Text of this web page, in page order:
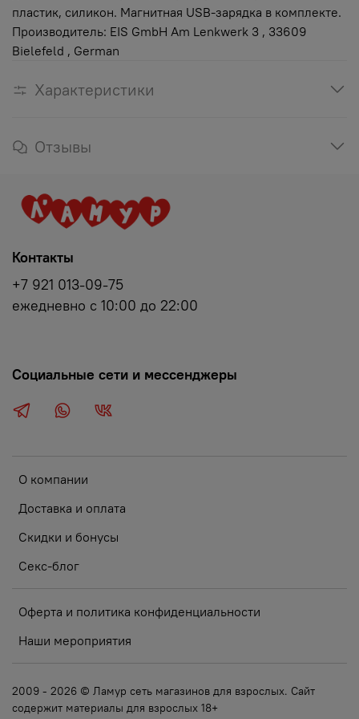
пластик, силикон. Магнитная USB-зарядка в комплекте.
Производитель: EIS GmbH Am Lenkwerk 3 , 33609
Bielefeld , German
Характеристики
Отзывы
О компании
Доставка и оплата
Скидки и бонусы
Секс-блог
Оферта и политика конфиденциальности
Наши мероприятия
Контакты
+7 921 013-09-75
ежедневно с 10:00 до 22:00
Социальные сети и мессенджеры
2009 - 2026 © Ламур сеть магазинов для взрослых. Сайт
содержит материалы для взрослых 18+